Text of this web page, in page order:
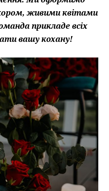
живими квітами
прикладе всіх
вашу кохану!